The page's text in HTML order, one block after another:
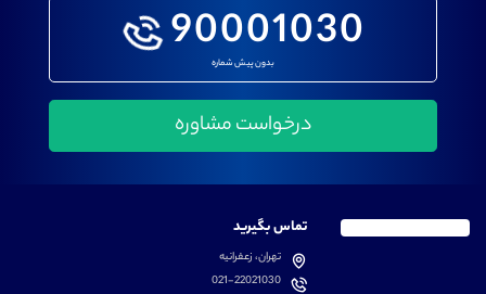
90001030
بدون پیش شماره
تماس بگیرید
تهران، زعفرانیه
021-22021030